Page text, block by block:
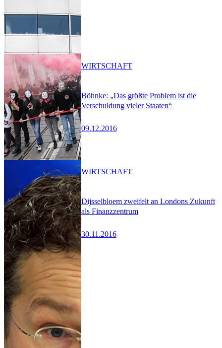
Böhnke: „Das größte Problem ist die
Verschuldung vieler Staaten“
09.12.2016
WIRTSCHAFT
Dijsselbloem zweifelt an Londons Zukunft
als Finanzzentrum
30.11.2016
WIRTSCHAFT